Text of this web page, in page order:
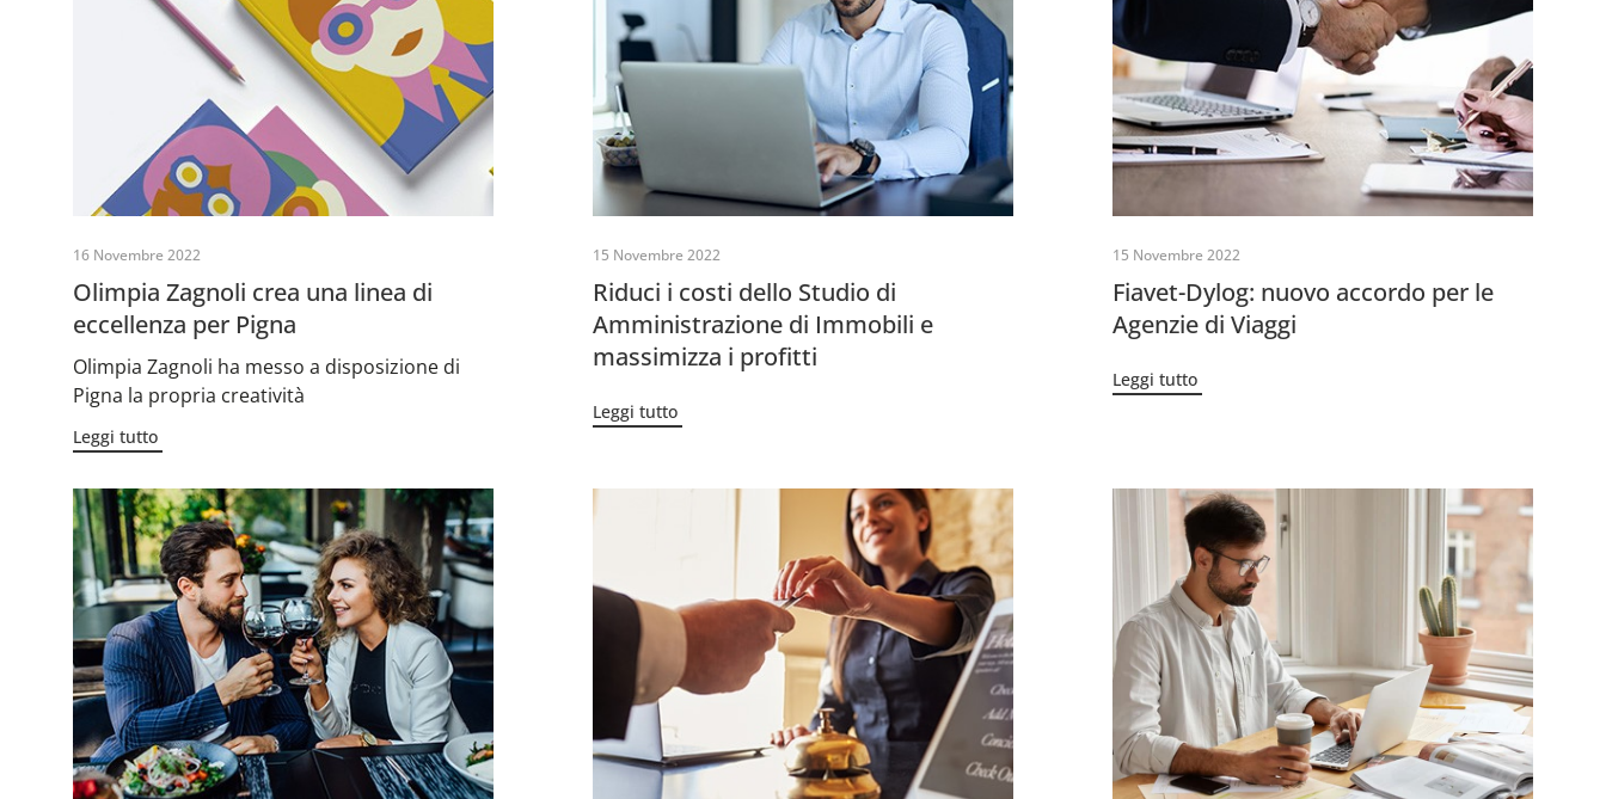
16 Novembre 2022
Olimpia Zagnoli crea una linea di
eccellenza per Pigna
Olimpia Zagnoli ha messo a disposizione di
Pigna la propria creatività
Leggi tutto
15 Novembre 2022
Riduci i costi dello Studio di
Amministrazione di Immobili e
massimizza i profitti
Leggi tutto
15 Novembre 2022
Fiavet-Dylog: nuovo accordo per le
Agenzie di Viaggi
Leggi tutto